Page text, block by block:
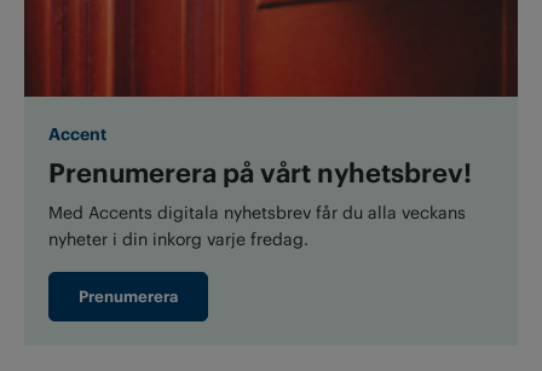
Accent
Prenumerera på vårt nyhetsbrev!
Med Accents digitala nyhetsbrev får du alla veckans
nyheter i din inkorg varje fredag.
Prenumerera